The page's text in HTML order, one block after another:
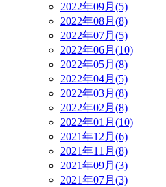
2022年09月(5)
2022年08月(8)
2022年07月(5)
2022年06月(10)
2022年05月(8)
2022年04月(5)
2022年03月(8)
2022年02月(8)
2022年01月(10)
2021年12月(6)
2021年11月(8)
2021年09月(3)
2021年07月(3)